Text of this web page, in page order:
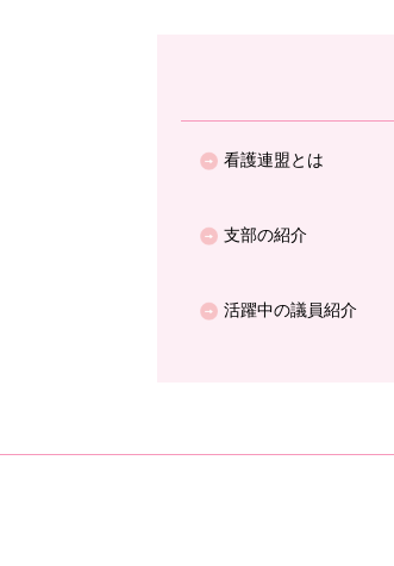
看護連盟とは
支部の紹介
活躍中の議員紹介